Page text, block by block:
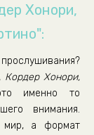
Хонори,
Хонори,
именно то
внимания.
мир, а формат